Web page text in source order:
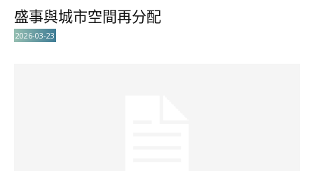
盛事與城市空間再分配
2026-03-23